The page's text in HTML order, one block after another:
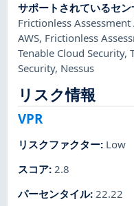
サポートされているセン
Frictionless
AWS, Frictionless
Tenable Cloud Security,
Security, Nessus
リスク情報
VPR
リスクファクター: Low
スコア: 2.8
パーセンタイル:22.22